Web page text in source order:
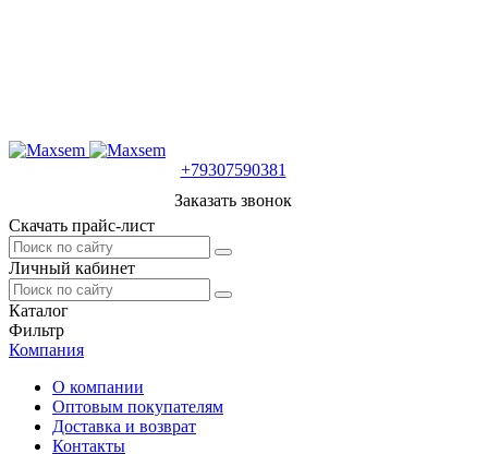
+79307590381
Заказать звонок
Скачать прайс-лист
Личный кабинет
Каталог
Фильтр
Компания
О компании
Оптовым покупателям
Доставка и возврат
Контакты